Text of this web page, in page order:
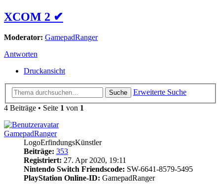
XCOM 2 ✔
Moderator: GamepadRanger
Antworten
Druckansicht
Suche
Erweiterte Suche
4 Beiträge • Seite 1 von 1
GamepadRanger
LogoErfindungsKünstler
Beiträge: 353
Registriert: 27. Apr 2020, 19:11
Nintendo Switch Friendscode: SW-6641-8579-5495
PlayStation Online-ID: GamepadRanger